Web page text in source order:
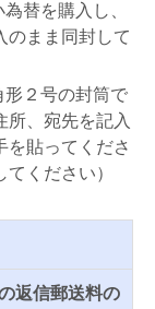
替を購入し、
のまま同封して
２号の封筒で
所、宛先を記入
を貼ってくださ
ください）
返信郵送料の